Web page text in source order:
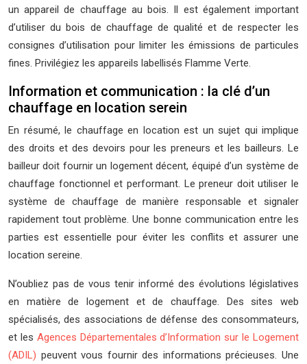
un appareil de chauffage au bois. Il est également important
d’utiliser du bois de chauffage de qualité et de respecter les
consignes d’utilisation pour limiter les émissions de particules
fines. Privilégiez les appareils labellisés Flamme Verte.
Information et communication : la clé d’un
chauffage en location serein
En résumé, le chauffage en location est un sujet qui implique
des droits et des devoirs pour les preneurs et les bailleurs. Le
bailleur doit fournir un logement décent, équipé d’un système de
chauffage fonctionnel et performant. Le preneur doit utiliser le
système de chauffage de manière responsable et signaler
rapidement tout problème. Une bonne communication entre les
parties est essentielle pour éviter les conflits et assurer une
location sereine.
N’oubliez pas de vous tenir informé des évolutions législatives
en matière de logement et de chauffage. Des sites web
spécialisés, des associations de défense des consommateurs,
et les Agences Départementales d’Information sur le Logement
(ADIL) peuvent vous fournir des informations précieuses. Une